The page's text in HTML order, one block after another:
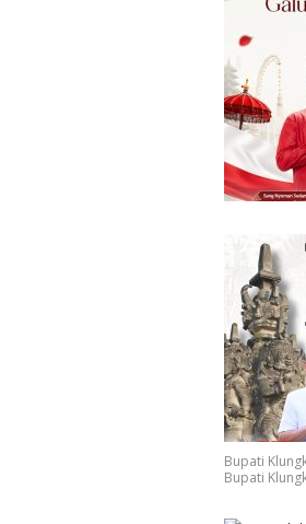
Bupati
Bupati